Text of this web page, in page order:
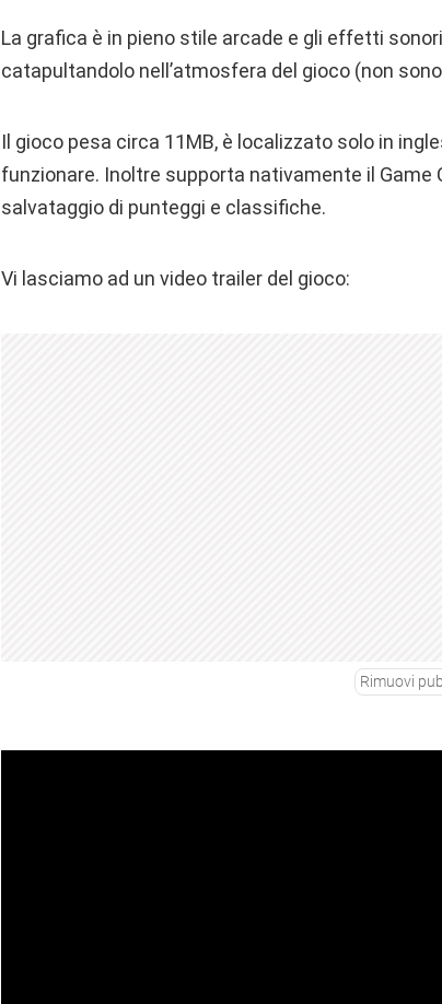
La grafica è in pieno stile arcade e gli effetti
catapultandolo nell’atmosfera del gioco (non
Il gioco pesa circa 11MB, è localizzato solo in
funzionare. Inoltre supporta nativamente il Game
salvataggio di punteggi e classifiche.
Vi lasciamo ad un video trailer del gioco:
Rimuovi